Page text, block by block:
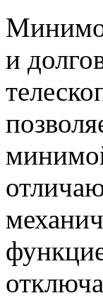
и